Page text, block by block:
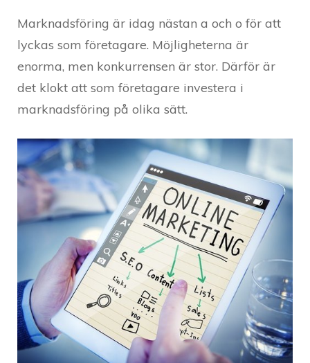
Marknadsföring är idag nästan a och o för att
lyckas som företagare. Möjligheterna är
enorma, men konkurrensen är stor. Därför är
det klokt att som företagare investera i
marknadsföring på olika sätt.